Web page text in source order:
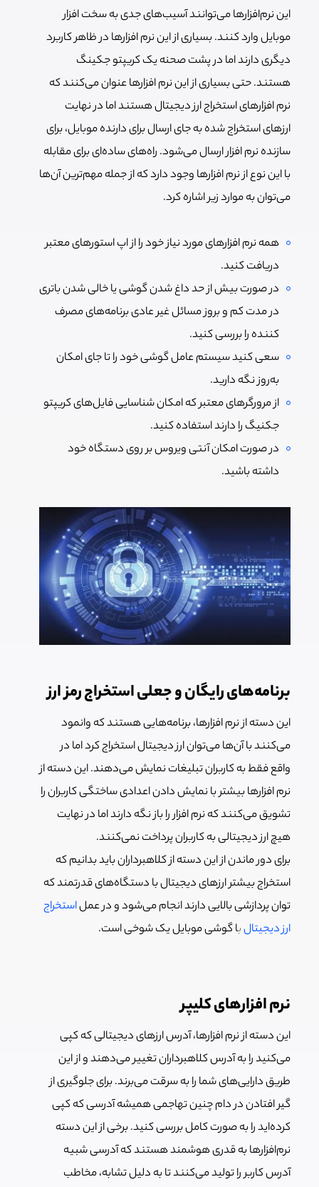
این نرم‌افزارها می‌توانند آسیب‌های جدی به سخت افزار
موبایل وارد کنند. بسیاری از این نرم افزارها در ظاهر کاربرد
دیگری دارند اما در پشت صحنه یک کریپتو جکینگ
هستند. حتی بسیاری از این نرم افزارها عنوان می‌کنند که
نرم افزارهای استخراج ارز دیجیتال هستند اما در نهایت
ارزهای استخراج شده به جای ارسال برای دارنده موبایل، برای
سازنده نرم افزار ارسال می‌شود. راه‌های ساده‌ای برای مقابله
با این نوع از نرم افزارها وجود دارد که از جمله مهم‌ترین آن‌ها
می‌توان به موارد زیر اشاره کرد.
همه نرم افزارهای مورد نیاز خود را از اپ استورهای معتبر
دریافت کنید.
در صورت بیش از حد داغ شدن گوشی یا خالی شدن باتری
در مدت کم و بروز مسائل غیر عادی برنامه‌های مصرف
کننده را بررسی کنید.
سعی کنید سیستم عامل گوشی خود را تا جای امکان
به‌روز نگه‌ دارید.
از مرورگرهای معتبر که امکان شناسایی فایل‌های کریپتو
جکنیگ را دارند استفاده کنید.
در صورت امکان آنتی ویروس بر روی دستگاه خود
داشته باشید.
برنامه‌های رایگان و جعلی استخراج رمز ارز
این دسته از نرم افزارها، برنامه‌هایی هستند که وانمود
می‌کنند با آن‌ها می‌توان ارز دیجیتال استخراج کرد اما در
واقع فقط به کاربران تبلیغات نمایش می‌دهند. این دسته از
نرم افزارها بیشتر با نمایش دادن اعدادی ساختگی کاربران را
تشویق می‌کنند که نرم افزار را باز نگه دارند اما در نهایت
هیچ ارز دیجیتالی به کاربران پرداخت نمی‌کنند.
برای دور ماندن از این دسته از کلاهبرداران باید بدانیم که
استخراج بیشتر ارزهای دیجیتال با دستگاه‌های قدرتمند که
توان پردازشی بالایی دارند انجام می‌شود و در عملاستخراج
ارز دیجیتالبا گوشی موبایل یک شوخی است.
نرم افزارهای کلیپر
این دسته از نرم افزارها، آدرس ارزهای دیجیتالی که کپی
می‌کنید را به آدرس کلاهبرداران تغییر می‌دهند و از این
طریق دارایی‌های شما را به سرقت می‌برند. برای جلوگیری از
گیر افتادن در دام چنین تهاجمی همیشه آدرسی که کپی
کرده‌اید را به صورت کامل بررسی کنید. برخی از این دسته
نرم‌افزارها به قدری هوشمند هستند که آدرسی شبیه
آدرس کاربر را تولید می‌کنند تا به دلیل تشابه، مخاطب